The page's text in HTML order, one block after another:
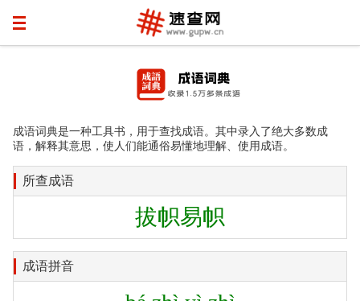
成语词典是一种工具书，用于查找成语。其中录入了绝大多数成
语，解释其意思，使人们能通俗易懂地理解、使用成语。
所查成语
拔帜易帜
成语拼音